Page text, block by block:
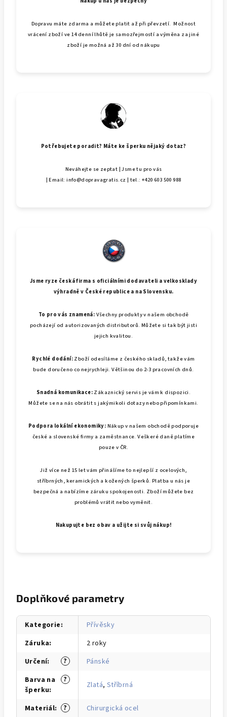
Dopravu máte zdarma a můžete platit až při převzetí. Možnost
vrácení zboží ve 14 denní lhůtě je samozřejmostí a výměna za jiné
zboží je možná až 30 dní od nákupu
Potřebujete poradit? Máte ke šperku nějaký dotaz?
Neváhejte se zeptat | Jsme tu pro vás
| Email: info@dopravagratis.cz | tel.: +420 603 500 988
Jsme ryze česká firma s oficiálními dodavateli a velkosklady
výhradně v České republice a na Slovensku.
To pro vás znamená: Všechny produkty v našem obchodě
pocházejí od autorizovaných distributorů. Můžete si tak být jisti
jejich kvalitou.
Rychlé dodání: Zboží odesíláme z českého skladů, takže vám
bude doručeno co nejrychleji. Většinou do 2-3 pracovních dnů.
Snadná komunikace: Zákaznický servis je vám k dispozici.
Můžete se na nás obrátit s jakýmikoli dotazy nebo připomínkami.
Podpora lokální ekonomiky: Nákup v našem obchodě podporuje
české a slovenské firmy a zaměstnance. Veškeré daně platíme
pouze v ČR.
Již více než 15 let vám přinášíme to nejlepší z ocelových,
stříbrných, keramických a kožených šperků. Platba u nás je
bezpečná a nabízíme záruku spokojenosti. Zboží můžete bez
problémů vrátit nebo vyměnit.
Nakupujte bez obav a užijte si svůj nákup!
Doplňkové parametry
Kategorie:
Přívěsky
Záruka:
2 roky
?
Určení:
Pánské
?
Barva na
šperku: Zlatá, Stříbrná
?
Materiál:
Chirurgická ocel